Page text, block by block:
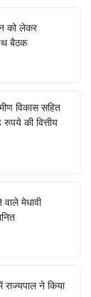
को लेकर
बैठक
विकास सहित
की वित्तीय
वाले मेधावी
राज्यपाल ने किया